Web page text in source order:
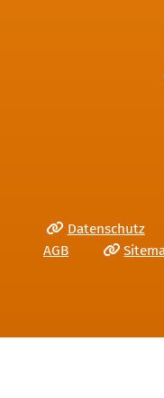
Datenschutz
AGB